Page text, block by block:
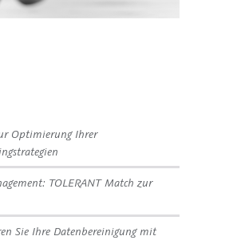
Optimierung Ihrer
TOLERANT Match zur
Sie Ihre Datenbereinigung mit